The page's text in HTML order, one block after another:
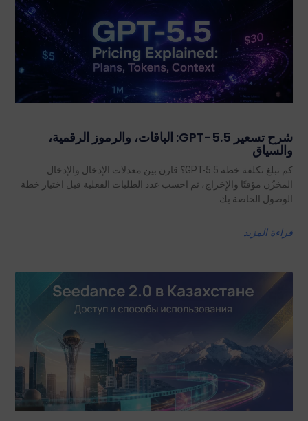
شرح تسعير GPT-5.5: الباقات، والرموز الرقمية،
والسياق
كم تبلغ تكلفة خطة GPT-5.5؟ قارن بين معدلات الإدخال والإدخال
المخزّن مؤقتًا والإخراج، ثم احسب عدد الطلبات الفعلية قبل اختيار خطة
الوصول الخاصة بك.
قراءة المزيد